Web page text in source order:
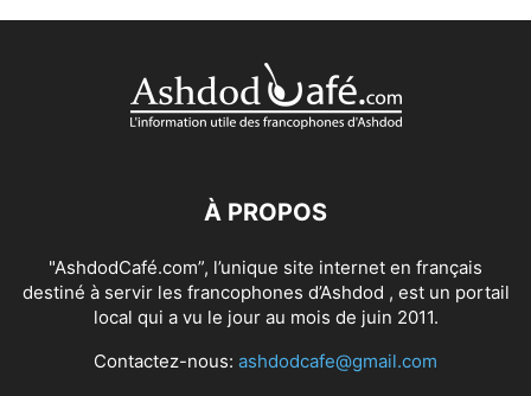
À PROPOS
"AshdodCafé.com”, l’unique site internet en français
destiné à servir les francophones d’Ashdod , est un portail
local qui a vu le jour au mois de juin 2011.
Contactez-nous: ashdodcafe@gmail.com